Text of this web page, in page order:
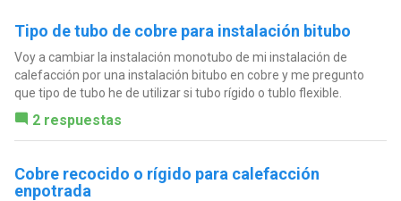
Tipo de tubo de cobre para instalación bitubo
Voy a cambiar la instalación monotubo de mi instalación de
calefacción por una instalación bitubo en cobre y me pregunto
que tipo de tubo he de utilizar si tubo rígido o tublo flexible.
2 respuestas
Cobre recocido o rígido para calefacción
enpotrada